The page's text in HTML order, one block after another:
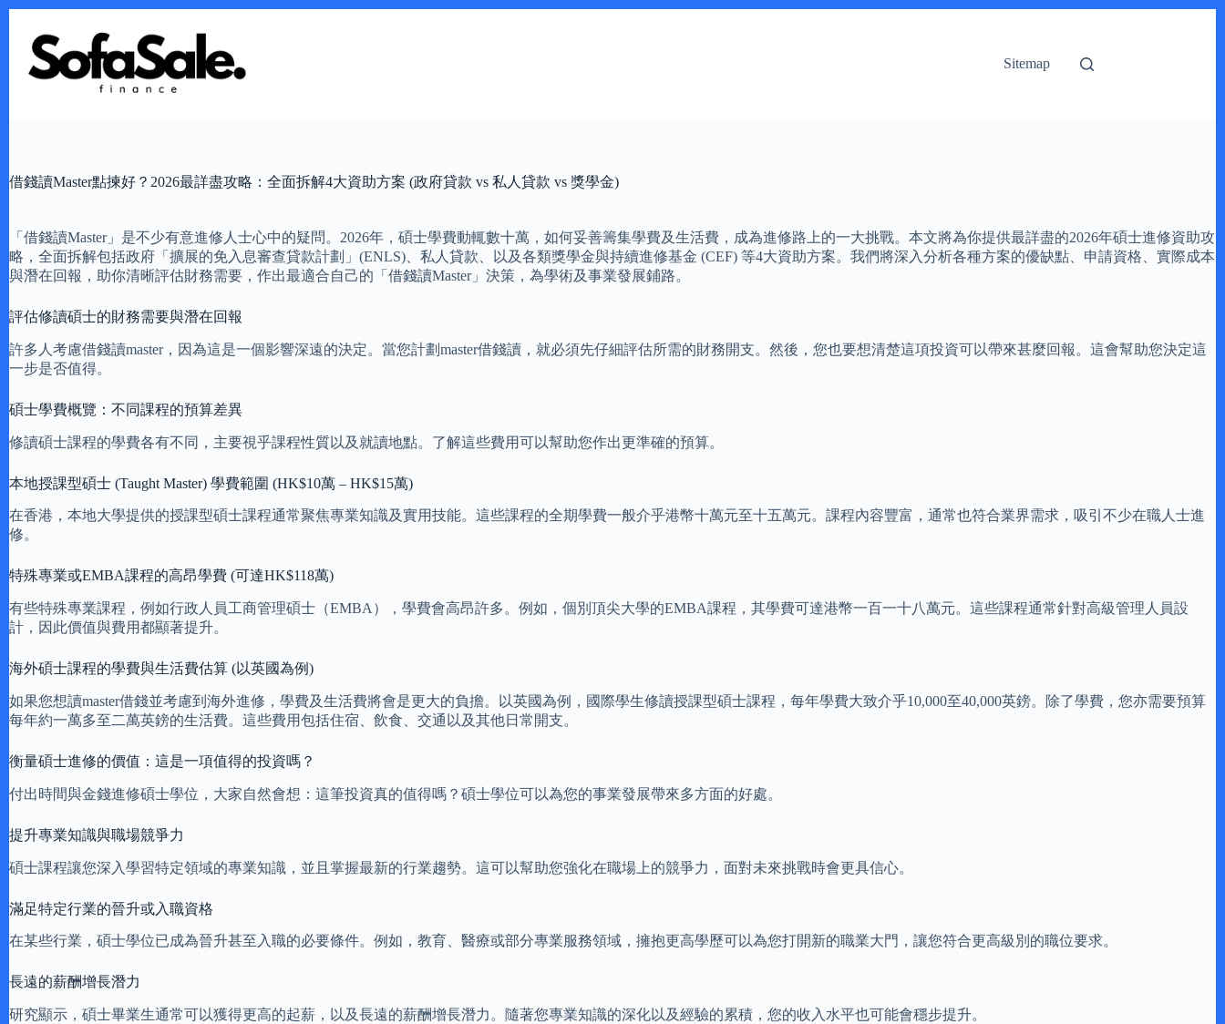
content
Sitemap
借錢讀Master點揀好？2026最詳盡攻略：全面拆解4大資助方案 (政府貸款 vs 私人貸款 vs 獎學金)
「借錢讀Master」是不少有意進修人士心中的疑問。2026年，碩士學費動輒數十萬，如何妥善籌集學費及生活費，成為進修路上的一大挑戰。本文將為你提供最詳盡的2026年碩士進修資助攻
略，全面拆解包括政府「擴展的免入息審查貸款計劃」(ENLS)、私人貸款、以及各類獎學金與持續進修基金 (CEF) 等4大資助方案。我們將深入分析各種方案的優缺點、申請資格、實際成本
與潛在回報，助你清晰評估財務需要，作出最適合自己的「借錢讀Master」決策，為學術及事業發展鋪路。
評估修讀碩士的財務需要與潛在回報
許多人考慮借錢讀master，因為這是一個影響深遠的決定。當您計劃master借錢讀，就必須先仔細評估所需的財務開支。然後，您也要想清楚這項投資可以帶來甚麼回報。這會幫助您決定這
一步是否值得。
碩士學費概覽：不同課程的預算差異
修讀碩士課程的學費各有不同，主要視乎課程性質以及就讀地點。了解這些費用可以幫助您作出更準確的預算。
本地授課型碩士 (Taught Master) 學費範圍 (HK$10萬 – HK$15萬)
在香港，本地大學提供的授課型碩士課程通常聚焦專業知識及實用技能。這些課程的全期學費一般介乎港幣十萬元至十五萬元。課程內容豐富，通常也符合業界需求，吸引不少在職人士進
修。
特殊專業或EMBA課程的高昂學費 (可達HK$118萬)
有些特殊專業課程，例如行政人員工商管理碩士（EMBA），學費會高昂許多。例如，個別頂尖大學的EMBA課程，其學費可達港幣一百一十八萬元。這些課程通常針對高級管理人員設
計，因此價值與費用都顯著提升。
海外碩士課程的學費與生活費估算 (以英國為例)
如果您想讀master借錢並考慮到海外進修，學費及生活費將會是更大的負擔。以英國為例，國際學生修讀授課型碩士課程，每年學費大致介乎10,000至40,000英鎊。除了學費，您亦需要預算
每年約一萬多至二萬英鎊的生活費。這些費用包括住宿、飲食、交通以及其他日常開支。
衡量碩士進修的價值：這是一項值得的投資嗎？
付出時間與金錢進修碩士學位，大家自然會想：這筆投資真的值得嗎？碩士學位可以為您的事業發展帶來多方面的好處。
提升專業知識與職場競爭力
碩士課程讓您深入學習特定領域的專業知識，並且掌握最新的行業趨勢。這可以幫助您強化在職場上的競爭力，面對未來挑戰時會更具信心。
滿足特定行業的晉升或入職資格
在某些行業，碩士學位已成為晉升甚至入職的必要條件。例如，教育、醫療或部分專業服務領域，擁抱更高學歷可以為您打開新的職業大門，讓您符合更高級別的職位要求。
長遠的薪酬增長潛力
研究顯示，碩士畢業生通常可以獲得更高的起薪，以及長遠的薪酬增長潛力。隨著您專業知識的深化以及經驗的累積，您的收入水平也可能會穩步提升。